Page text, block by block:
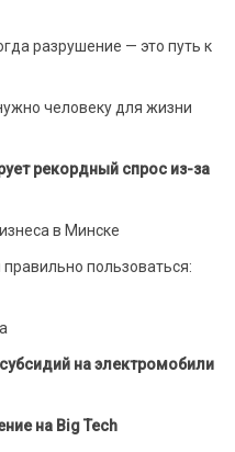
разрушение — это путь к
человеку для жизни
рекордный спрос из-за
в Минске
пользоваться:
на электромобили
на Big Tech